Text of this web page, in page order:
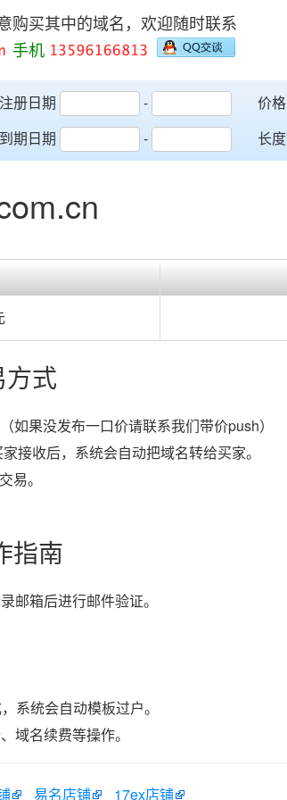
购买其中的域名，欢迎随时联系
手机
注册日期
-
到期日期
-
价格
长度
式
（如果没发布一口价请联系我们带价push）
接收后，系统会自动把域名转给买家。
易。
指南
邮箱后进行邮件验证。
系统会自动模板过户。
域名续费等操作。
易名店铺 17ex店铺